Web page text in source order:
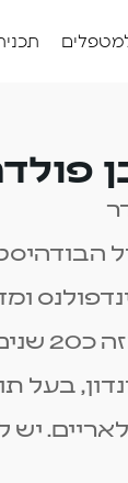
תכנית
בעל